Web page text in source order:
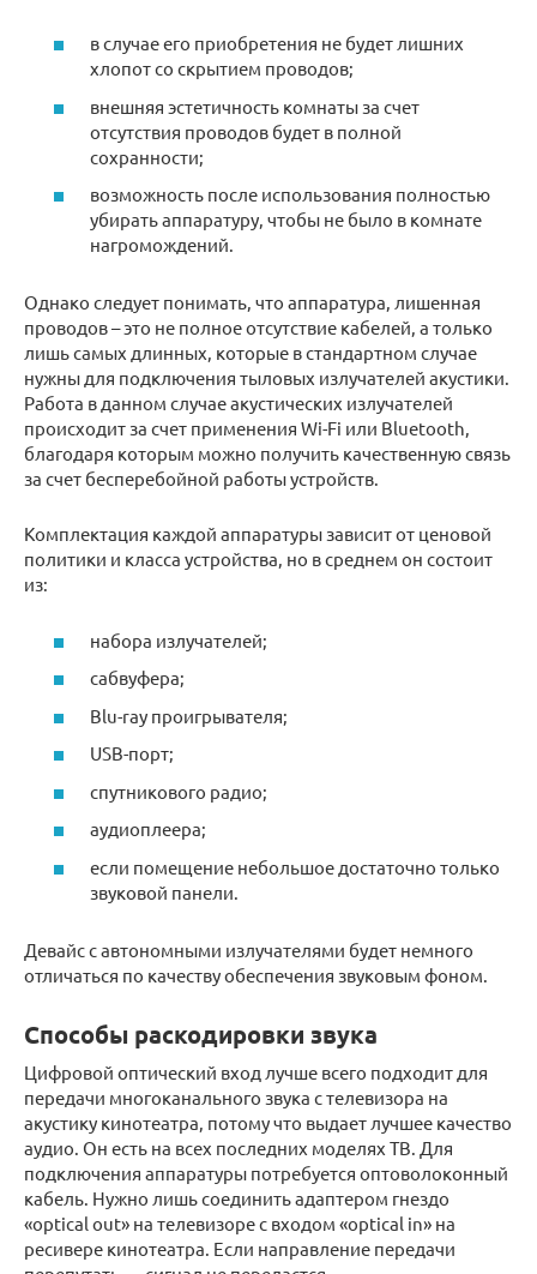
в случае его приобретения не будет лишних
хлопот со скрытием проводов;
внешняя эстетичность комнаты за счет
отсутствия проводов будет в полной
сохранности;
возможность после использования полностью
убирать аппаратуру, чтобы не было в комнате
нагромождений.
Однако следует понимать, что аппаратура, лишенная
проводов – это не полное отсутствие кабелей, а только
лишь самых длинных, которые в стандартном случае
нужны для подключения тыловых излучателей акустики.
Работа в данном случае акустических излучателей
происходит за счет применения Wi-Fi или Bluetooth,
благодаря которым можно получить качественную связь
за счет бесперебойной работы устройств.
Комплектация каждой аппаратуры зависит от ценовой
политики и класса устройства, но в среднем он состоит
из:
набора излучателей;
сабвуфера;
Blu-ray проигрывателя;
USB-порт;
спутникового радио;
аудиоплеера;
если помещение небольшое достаточно только
звуковой панели.
Девайс с автономными излучателями будет немного
отличаться по качеству обеспечения звуковым фоном.
Способы раскодировки звука
Цифровой оптический вход лучше всего подходит для
передачи многоканального звука с телевизора на
акустику кинотеатра, потому что выдает лучшее качество
аудио. Он есть на всех последних моделях ТВ. Для
подключения аппаратуры потребуется оптоволоконный
кабель. Нужно лишь соединить адаптером гнездо
«optical out» на телевизоре с входом «optical in» на
ресивере кинотеатра. Если направление передачи